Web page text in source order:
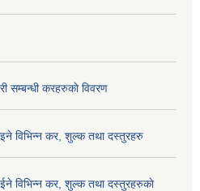
सम्बन्धी करहरुकाे विवरण
विभिन्न कर, शुल्क तथा दस्तुरहरु
विभिन्न कर, शुल्क तथा दस्तुरहरुकाे